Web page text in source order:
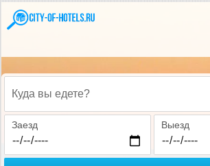
Куда вы едете?
Заезд Выезд